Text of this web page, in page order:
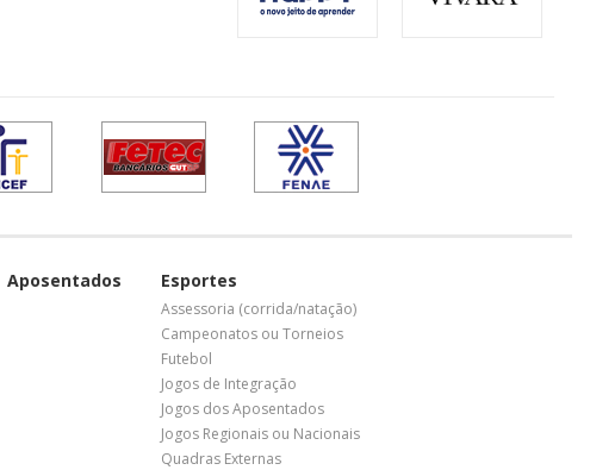
Aposentados Esportes
Assessoria (corrida/natação)
Campeonatos ou Torneios
Futebol
Jogos de Integração
Jogos dos Aposentados
Jogos Regionais ou Nacionais
Quadras Externas